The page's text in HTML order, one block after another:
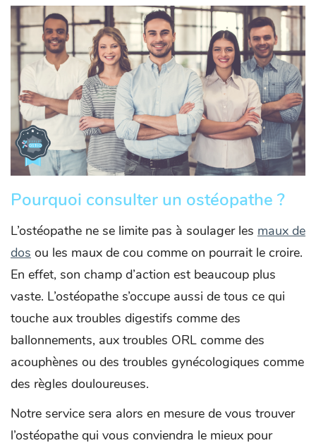
Pourquoi consulter un ostéopathe ?
L’ostéopathe ne se limite pas à soulager les maux de
dos ou les maux de cou comme on pourrait le croire.
En effet, son champ d’action est beaucoup plus
vaste. L’ostéopathe s’occupe aussi de tous ce qui
touche aux troubles digestifs comme des
ballonnements, aux troubles ORL comme des
acouphènes ou des troubles gynécologiques comme
des règles douloureuses.
Notre service sera alors en mesure de vous trouver
l’ostéopathe qui vous conviendra le mieux pour